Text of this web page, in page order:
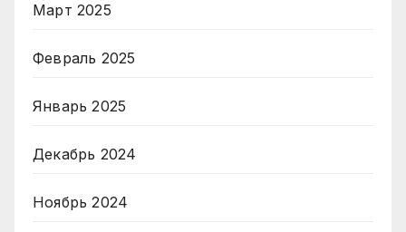
Март 2025
Февраль 2025
Январь 2025
Декабрь 2024
Ноябрь 2024